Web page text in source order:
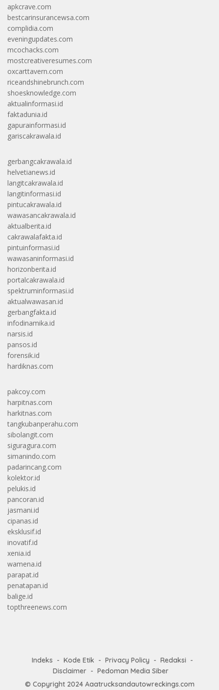
apkcrave.com
bestcarinsurancewsa.com
complidia.com
eveningupdates.com
mcochacks.com
mostcreativeresumes.com
oxcarttavern.com
riceandshinebrunch.com
shoesknowledge.com
aktualinformasi.id
faktadunia.id
gapurainformasi.id
gariscakrawala.id
gerbangcakrawala.id
helvetianews.id
langitcakrawala.id
langitinformasi.id
pintucakrawala.id
wawasancakrawala.id
aktualberita.id
cakrawalafakta.id
pintuinformasi.id
wawasaninformasi.id
horizonberita.id
portalcakrawala.id
spektruminformasi.id
aktualwawasan.id
gerbangfakta.id
infodinamika.id
narsis.id
pansos.id
forensik.id
hardiknas.com
pakcoy.com
harpitnas.com
harkitnas.com
tangkubanperahu.com
sibolangit.com
siguragura.com
simanindo.com
padarincang.com
kolektor.id
pelukis.id
pancoran.id
jasmani.id
cipanas.id
eksklusif.id
inovatif.id
xenia.id
wamena.id
parapat.id
penatapan.id
balige.id
topthreenews.com
Indeks Kode Etik Privacy Policy
Redaksi
Disclaimer
Pedoman Media Siber
© Copyright 2024 Aaatrucksandautowreckings.com